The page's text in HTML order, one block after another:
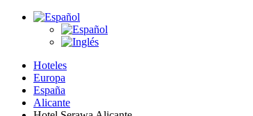
Hoteles
Europa
España
Alicante